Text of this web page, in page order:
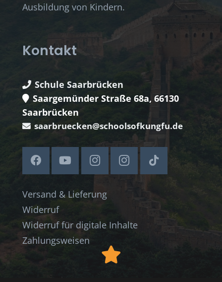
Ausbildung von Kindern.
Kontakt
Schule Saarbrücken
Saargemünder Straße 68a, 66130
Saarbrücken
saarbruecken@schoolsofkungfu.de
Versand & Lieferung
Widerruf
Widerruf für digitale Inhalte
Zahlungsweisen